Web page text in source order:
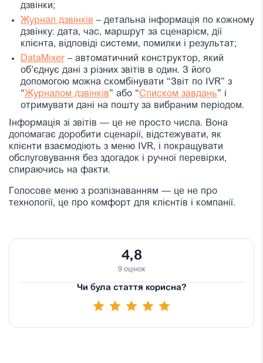
дзвінки;
Журнал дзвінків – детальна інформація по кожному
дзвінку: дата, час, маршрут за сценарієм, дії
клієнта, відповіді системи, помилки і результат;
DataMixer – автоматичний конструктор, який
об’єднує дані з різних звітів в один. З його
допомогою можна скомбінувати “Звіт по IVR” з
“Журналом дзвінків” або “Списком завдань” і
отримувати дані на пошту за вибраним періодом.
Інформація зі звітів — це не просто числа. Вона
допомагає доробити сценарії, відстежувати, як
клієнти взаємодіють з меню IVR, і покращувати
обслуговування без здогадок і ручної перевірки,
спираючись на факти.
Голосове меню з розпізнаванням — це не про
технології, це про комфорт для клієнтів і компанії.
4,8
9 оцінок
Чи була стаття корисна?